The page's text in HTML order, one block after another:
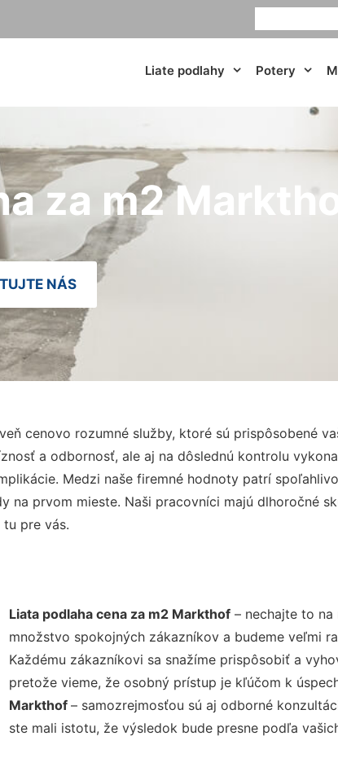
Liate podlahy Potery
za m2
NÁS
cenovo rozumné služby, ktoré sú prispôsobené
a odbornosť, ale aj na dôslednú kontrolu
Medzi naše firemné hodnoty patrí
prvom mieste. Naši pracovníci majú dlhoročné
pre vás.
Liata podlaha cena za m2 Markthof– nechajte to na
množstvo spokojných zákazníkov a budeme veľmi
Každému zákazníkovi sa snažíme prispôsobiť a
pretože vieme, že osobný prístup je kľúčom k
Markthof – samozrejmosťou sú aj odborné
ste mali istotu, že výsledok bude presne podľa